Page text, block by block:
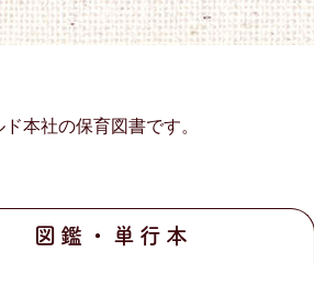
本社の保育図書です。
図鑑・単行本